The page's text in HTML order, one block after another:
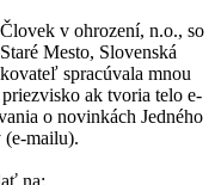
v ohrození, n.o., so
Mesto, Slovenská
spracúvala mnou
ak tvoria telo e-
o novinkách Jedného
(e-mailu).